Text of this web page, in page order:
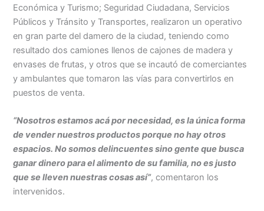
Económica y Turismo; Seguridad Ciudadana, Servicios
Públicos y Tránsito y Transportes, realizaron un operativo
en gran parte del damero de la ciudad, teniendo como
resultado dos camiones llenos de cajones de madera y
envases de frutas, y otros que se incautó de comerciantes
y ambulantes que tomaron las vías para convertirlos en
puestos de venta.
“Nosotros estamos acá por necesidad, es la única forma
de vender nuestros productos porque no hay otros
espacios. No somos delincuentes sino gente que busca
ganar dinero para el alimento de su familia, no es justo
que se lleven nuestras cosas así”, comentaron los
intervenidos.